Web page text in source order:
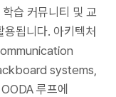
습 커뮤니티 및 교
됩니다. 아키텍처
systems,
루프에